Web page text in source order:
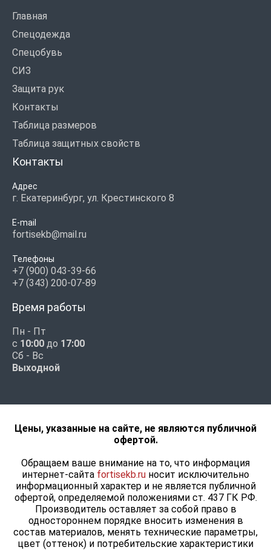
Главная
Спецодежда
Спецобувь
СИЗ
Защита рук
Контакты
Таблица размеров
Таблица защитных свойств
Контакты
Адрес
г. Екатеринбург, ул. Крестинского 8
E-mail
fortisekb@mail.ru
Телефоны
+7 (900) 043-39-66
+7 (343) 200-07-89
Время работы
Пн - Пт
с 10:00 до 17:00
Сб - Вс
Выходной
Цены, указанные на сайте, не являются публичной
офертой.
Обращаем ваше внимание на то, что информация
интернет-сайта fortisekb.ru носит исключительно
информационный характер и не является публичной
офертой, определяемой положениями ст. 437 ГК РФ.
Производитель оставляет за собой право в
одностороннем порядке вносить изменения в
состав материалов, менять технические параметры,
цвет (оттенок) и потребительские характеристики